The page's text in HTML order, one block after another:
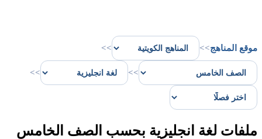
موقع المناهج>>
>>
>>
>>
ملفات لغة انجليزية بحسب الصف الخامس